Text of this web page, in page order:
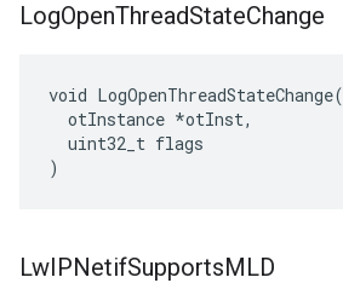
LogOpenThreadStateChange
void LogOpenThreadStateChange(
  otInstance *otInst,
  uint32_t flags
)
LwIPNetifSupportsMLD